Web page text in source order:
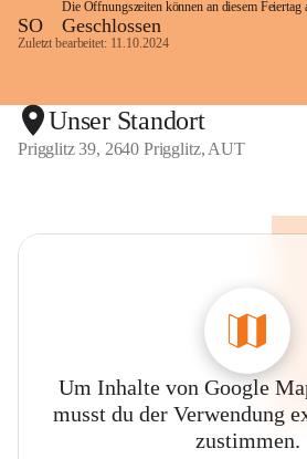
Die Öffnungszeiten können an diesem Feiertag
SO Geschlossen
Zuletzt bearbeitet: 11.10.2024
Unser Standort
Prigglitz 39, 2640 Prigglitz, AUT
Um Inhalte von Google
musst du der Verwendung
zustimmen.